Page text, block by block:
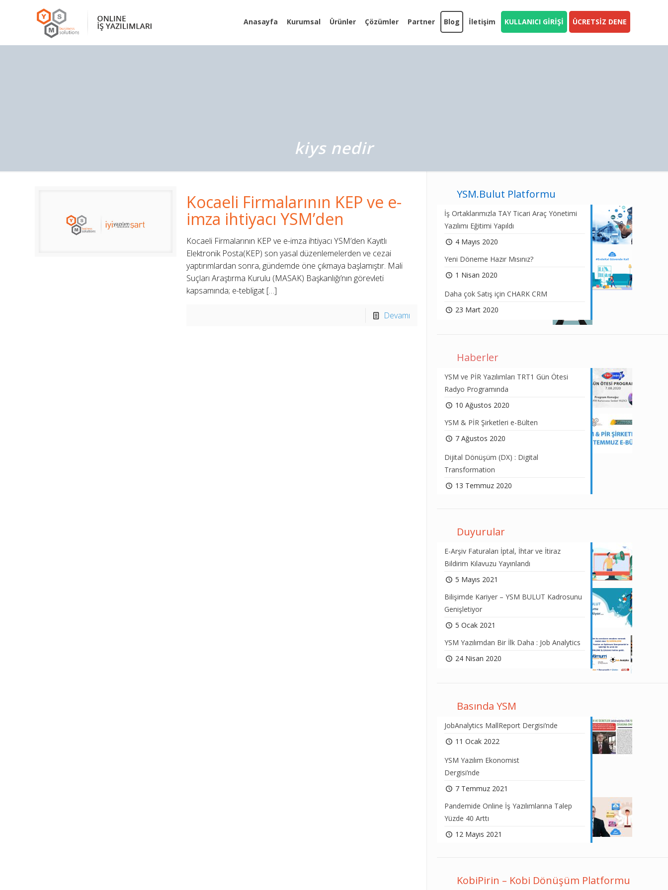
Anasayfa Kurumsal Ürünler Çözümler Partner Blog İletişim KULLANICI GİRİŞİ ÜCRETSİZ DENE
kiys nedir
Kocaeli Firmalarının KEP ve e-
imza ihtiyacı YSM’den
Kocaeli Firmalarının KEP ve e-imza ihtiyacı YSM’den Kayıtlı
Elektronik Posta(KEP) son yasal düzenlemelerden ve cezai
yaptırımlardan sonra, gündemde öne çıkmaya başlamıştır. Mali
Suçları Araştırma Kurulu (MASAK) Başkanlığı’nın görevleti
kapsamında; e-tebligat[…]
Devamı
YSM.Bulut Platformu
İş Ortaklarımızla TAY Ticari Araç Yönetimi
Yazılımı Eğitimi Yapıldı
4 Mayıs 2020
Yeni Döneme Hazır Mısınız?
1 Nisan 2020
Daha çok Satış için CHARK CRM
23 Mart 2020
Haberler
YSM ve PİR Yazılımları TRT1 Gün Ötesi
Radyo Programında
10 Ağustos 2020
YSM & PİR Şirketleri e-Bülten
7 Ağustos 2020
Dijital Dönüşüm (DX) : Digital
Transformation
13 Temmuz 2020
Duyurular
E-Arşiv Faturaları İptal, İhtar ve İtiraz
Bildirim Kılavuzu Yayınlandı
5 Mayıs 2021
Bilişimde Kariyer – YSM BULUT Kadrosunu
Genişletiyor
5 Ocak 2021
YSM Yazılımdan Bir İlk Daha : Job Analytics
24 Nisan 2020
Basında YSM
JobAnalytics MallReport Dergisi’nde
11 Ocak 2022
YSM Yazılım Ekonomist
Dergisi’nde
7 Temmuz 2021
Pandemide Online İş Yazılımlarına Talep
Yüzde 40 Arttı
12 Mayıs 2021
KobiPirin – Kobi Dönüşüm Platformu